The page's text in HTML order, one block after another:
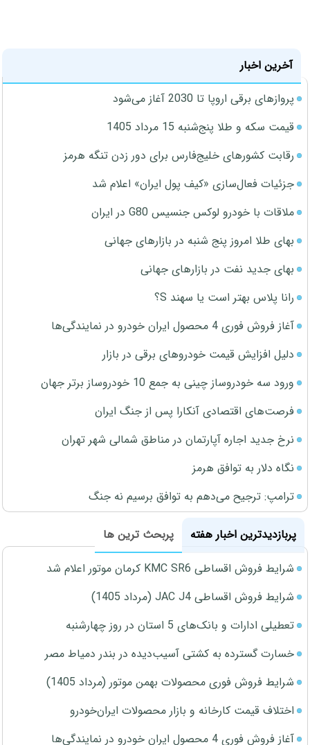
آخرین اخبار
پروازهای برقی اروپا تا 2030 آغاز می‌شود
قیمت سکه و طلا پنج‌شنبه 15 مرداد 1405
رقابت کشورهای خلیج‌فارس برای دور زدن تنگه هرمز
جزئیات فعال‌سازی «کیف پول ایران» اعلام شد
ملاقات با خودرو لوکس جنسیس G80 در ایران
بهای طلا امروز پنج شنبه در بازارهای جهانی
بهای جدید نفت در بازارهای جهانی
رانا پلاس بهتر است یا سهند S؟
آغاز فروش فوری 4 محصول ایران خودرو در نمایندگی‌ها
دلیل افزایش قیمت خودروهای برقی در بازار
ورود سه خودروساز چینی به جمع 10 خودروساز برتر جهان
فرصت‌های اقتصادی آنکارا پس از جنگ ایران
نرخ جدید اجاره آپارتمان در مناطق شمالی شهر تهران
نگاه دلار به توافق هرمز
ترامپ: ترجیح می‌دهم به توافق برسیم نه جنگ
پربازدیدترین اخبار هفته
پربحث ترین ها
شرایط فروش اقساطی KMC SR6 کرمان موتور اعلام شد
شرایط فروش اقساطی JAC J4 (مرداد 1405)
تعطیلی ادارات و بانک‌های 5 استان در روز چهارشنبه
خسارت گسترده به کشتی آسیب‌دیده در بندر دمیاط مصر
شرایط فروش فوری محصولات بهمن موتور (مرداد 1405)
اختلاف قیمت کارخانه و بازار محصولات ایران‌خودرو
آغاز فروش فوری 4 محصول ایران خودرو در نمایندگی‌ها